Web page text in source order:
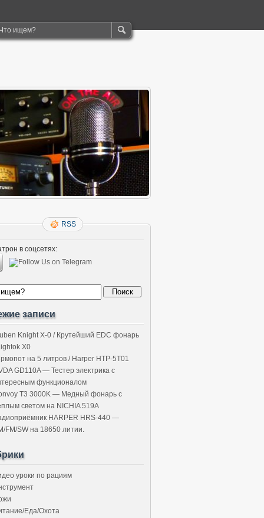
RSS
в соцсетях:
записи
Knight X-0 / Крутейший EDC фонарь
X0
на 5 литров / Harper HTP-5T01
GD110A — Тестер электрика с
функционалом
T3 3000K — Медный фонарь с
светом на NICHIA 519A
HARPER HRS-440 —
FM/SW на 18650 литии.
уроки по рациям
Еда/Охота